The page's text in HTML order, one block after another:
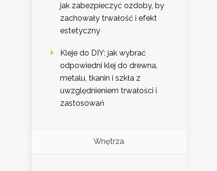
jak zabezpieczyć ozdoby, by
zachowały trwałość i efekt
estetyczny
Kleje do DIY: jak wybrać
odpowiedni klej do drewna,
metalu, tkanin i szkła z
uwzględnieniem trwałości i
zastosowań
Wnętrza